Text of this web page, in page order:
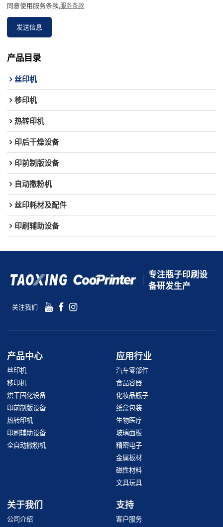
同意使用服务条款,服务条款
发送信息
产品目录
丝印机
移印机
热转印机
印后干燥设备
印前制版设备
自动撒粉机
丝印耗材及配件
印刷辅助设备
专注瓶子印刷设
备研发生产
关注我们
产品中心
丝印机
移印机
烘干固化设备
印前制版设备
热转印机
印刷辅助设备
全自动撒粉机
应用行业
汽车零部件
食品容器
化妆品瓶子
纸盒包装
生物医疗
玻璃面板
精密电子
金属板材
磁性材料
文具玩具
关于我们
公司介绍
支持
客户服务